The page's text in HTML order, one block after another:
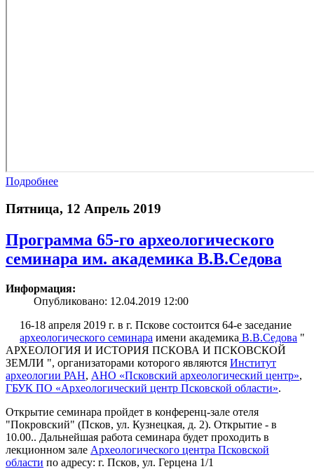
Подробнее
Пятница, 12 Апрель 2019
Программа 65-го археологического
семинара им. академика В.В.Седова
Информация:
Опубликовано: 12.04.2019 12:00
16-18 апреля 2019 г. в г. Пскове состоится 64-е заседание
археологического семинара имени академика В.В.Седова "
АРХЕОЛОГИЯ И ИСТОРИЯ ПСКОВА И ПСКОВСКОЙ
ЗЕМЛИ ", организаторами которого являются Институт
археологии РАН, АНО «Псковский археологический центр»,
ГБУК ПО «Археологический центр Псковской области».
Открытие семинара пройдет в конференц-зале отеля
"Покровский" (Псков, ул. Кузнецкая, д. 2). Открытие - в
10.00.. Дальнейшая работа семинара будет проходить в
лекционном зале Археологического центра Псковской
области по адресу: г. Псков, ул. Герцена 1/1